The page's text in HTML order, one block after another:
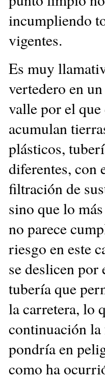
incumpliendo
vigentes.
Es muy
vertedero en
valle por el
acumulan
plásticos,
diferentes, con
filtración de
sino que lo
no parece
riesgo en este
se deslicen por
tubería que
la carretera, lo
continuación la
pondría en
como ha